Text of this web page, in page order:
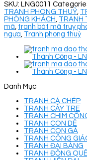
SKU: LNG0011
TRANH PHONG THUỶ,
PHÒNG KHÁCH, TRANH
mã, tranh bát mã truy
ngựa, Tranh phong thuỷ
Danh Mục
TRANH CÁ CHÉP
TRANH CÂY TRE
TRANH CHIM
TRANH CON DÊ
TRANH CON GÀ
TRANH CÔNG
TRANH ĐẠI BÀNG
TRANH ĐỒNG QUÊ